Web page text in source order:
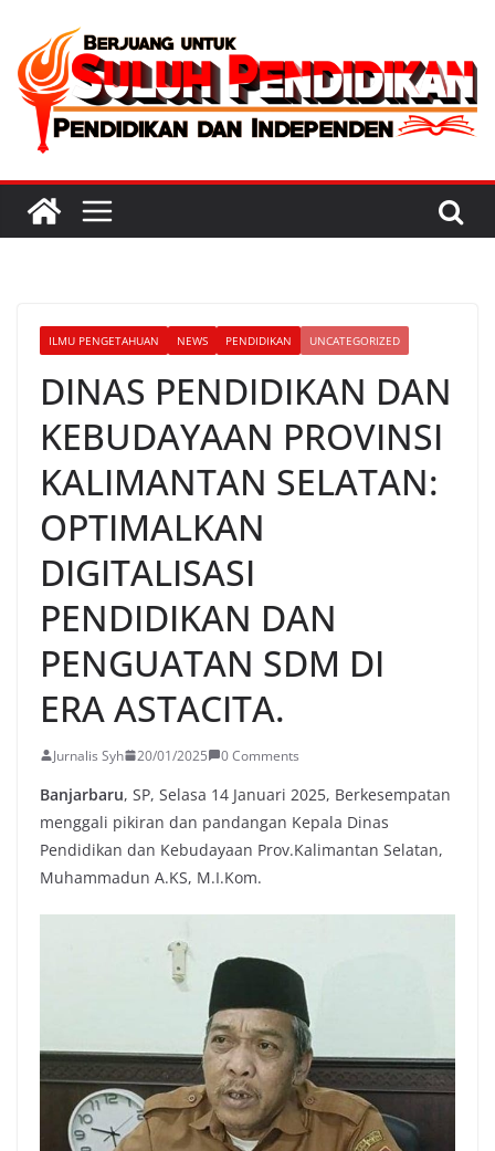
content
ILMU PENGETAHUAN NEWS PENDIDIKAN UNCATEGORIZED
DINAS PENDIDIKAN DAN
KEBUDAYAAN PROVINSI
KALIMANTAN SELATAN:
OPTIMALKAN
DIGITALISASI
PENDIDIKAN DAN
PENGUATAN SDM DI
ERA ASTACITA.
Jurnalis Syh 20/01/2025 0 Comments
Banjarbaru, SP, Selasa 14 Januari 2025, Berkesempatan
menggali pikiran dan pandangan Kepala Dinas
Pendidikan dan Kebudayaan Prov.Kalimantan Selatan,
Muhammadun A.KS, M.I.Kom.